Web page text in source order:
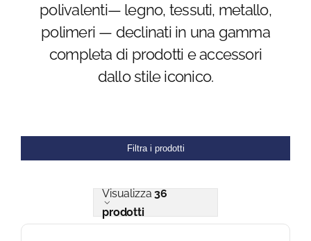
Blog
polivalenti— legno, tessuti, metallo,
polimeri — declinati in una gamma
completa di prodotti e accessori
dallo stile iconico.
Filtra i prodotti
Visualizza36
prodotti